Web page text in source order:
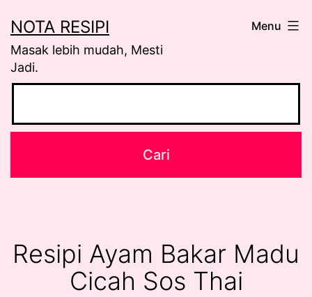
to
content
NOTA RESIPI
Masak lebih mudah, Mesti
Jadi.
Menu
Resipi Ayam Bakar Madu
Cicah Sos Thai